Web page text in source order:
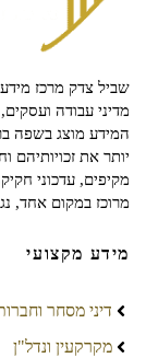
שביל צדק מרכז
מדיני עבודה
המידע מוצג בשפה
יותר את זכויותיהם
מקיפים, עדכוני
מרוכז במקום אחד,
מידע מקצועי
דיני מסחר
מקרקעין ונדל"ן